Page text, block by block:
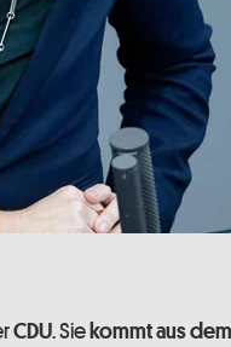
CDU. Sie kommt aus